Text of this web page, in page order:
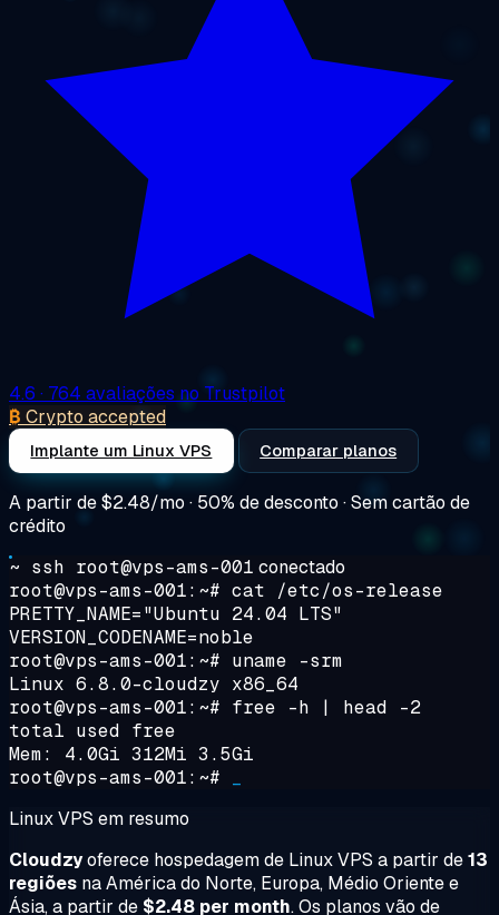
4.6 · 764 avaliações no Trustpilot
₿ Crypto accepted
Implante um Linux VPS Comparar planos
A partir de$2.48/mo · 50% de desconto · Sem cartão de
crédito
~ ssh root@vps-ams-001 conectado
root@vps-ams-001:~# cat /etc/os-release
PRETTY_NAME="Ubuntu 24.04 LTS"
VERSION_CODENAME=noble
root@vps-ams-001:~# uname -srm
Linux 6.8.0-cloudzy x86_64
root@vps-ams-001:~# free -h | head -2
total used free
Mem: 4.0Gi 312Mi 3.5Gi
root@vps-ams-001:~#
Linux VPS em resumo
Cloudzyoferece hospedagem de Linux VPS a partir de13
regiões na América do Norte, Europa, Médio Oriente e
Ásia, a partir de $2.48 per month. Os planos vão de